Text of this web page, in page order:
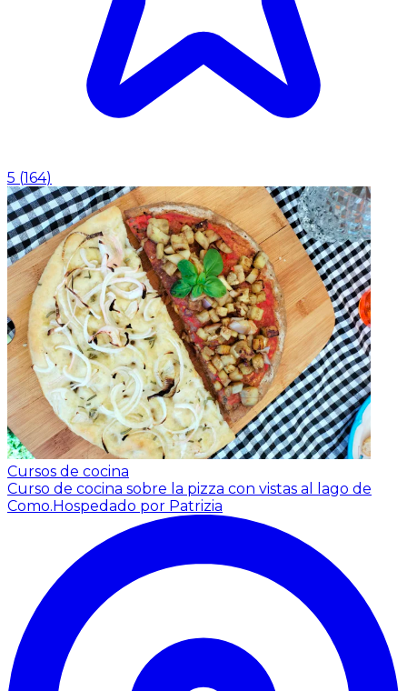
5 (164)
Cursos de cocina
Curso de cocina sobre la pizza con vistas al lago de
Como. Hospedado por Patrizia